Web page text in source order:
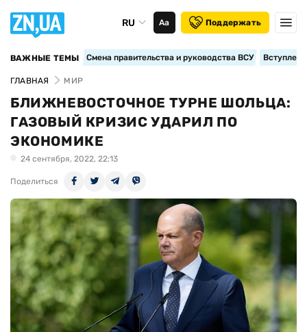
RU Аа Поддержать
ВАЖНЫЕ ТЕМЫ Смена правительства и руководства ВСУ
ГЛАВНАЯ МИР
БЛИЖНЕВОСТОЧНОЕ ТУРНЕ ШОЛЬЦА:
ГАЗОВЫЙ КРИЗИС УДАРИЛ ПО
ЭКОНОМИКЕ
24 сентября, 2022, 22:13
Поделиться